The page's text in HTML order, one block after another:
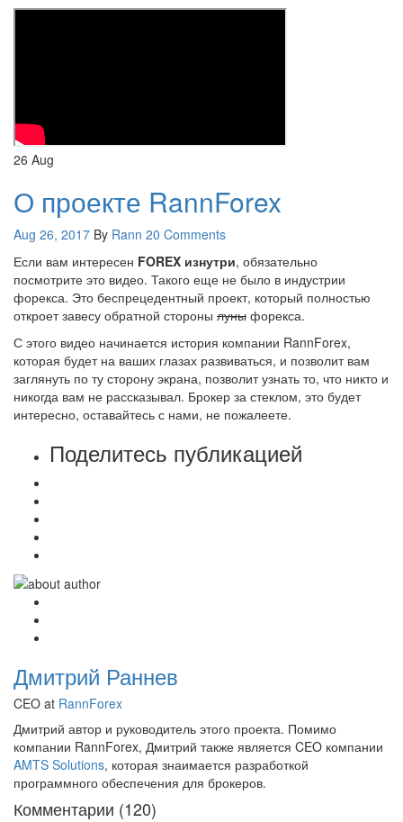
26 Aug
О проекте RannForex
Aug 26, 2017 By Rann 20 Comments
Если вам интересен FOREX изнутри, обязательно
посмотрите это видео. Такого еще не было в индустрии
форекса. Это беспрецедентный проект, который полностью
откроет завесу обратной стороны луны форекса.
С этого видео начинается история компании RannForex,
которая будет на ваших глазах развиваться, и позволит вам
заглянуть по ту сторону экрана, позволит узнать то, что никто и
никогда вам не рассказывал. Брокер за стеклом, это будет
интересно, оставайтесь с нами, не пожалеете.
Поделитесь публикацией
Дмитрий Раннев
CEO at RannForex
Дмитрий автор и руководитель этого проекта. Помимо
компании RannForex, Дмитрий также является CEO компании
AMTS Solutions, которая знаимается разработкой
программного обеспечения для брокеров.
Комментарии (120)